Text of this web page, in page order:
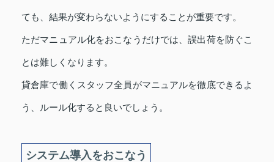
ても、結果が変わらないようにすることが重要です。
ただマニュアル化をおこなうだけでは、誤出荷を防ぐこ
とは難しくなります。
貸倉庫で働くスタッフ全員がマニュアルを徹底できるよ
う、ルール化すると良いでしょう。
システム導入をおこなう